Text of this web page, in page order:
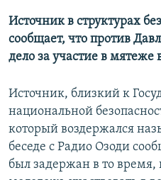
Источник в структурах
сообщает, что против
дело за участие в мятеже
Источник, близкий к
национальной
который воздержался
беседе с Радио Озоди
был задержан в то время,